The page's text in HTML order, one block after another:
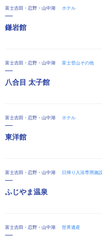
富士吉田・忍野・山中湖 ホテル
鎌岩館
富士吉田・忍野・山中湖 富士登山その他
八合目 太子館
富士吉田・忍野・山中湖 ホテル
東洋館
富士吉田・忍野・山中湖 日帰り入浴専用施
ふじやま温泉
富士吉田・忍野・山中湖 世界遺産